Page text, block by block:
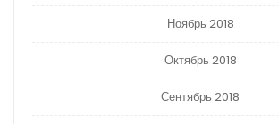
Ноябрь 2018
Октябрь 2018
Сентябрь 2018